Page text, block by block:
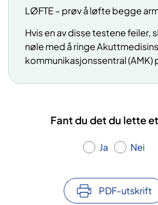
LØFTE – prøv å løfte begge
Hvis en av disse testene feiler,
nøle med å ringe
kommunikasjonssentral (AMK)
Fant du det du lette
Ja Nei
PDF-utskrift